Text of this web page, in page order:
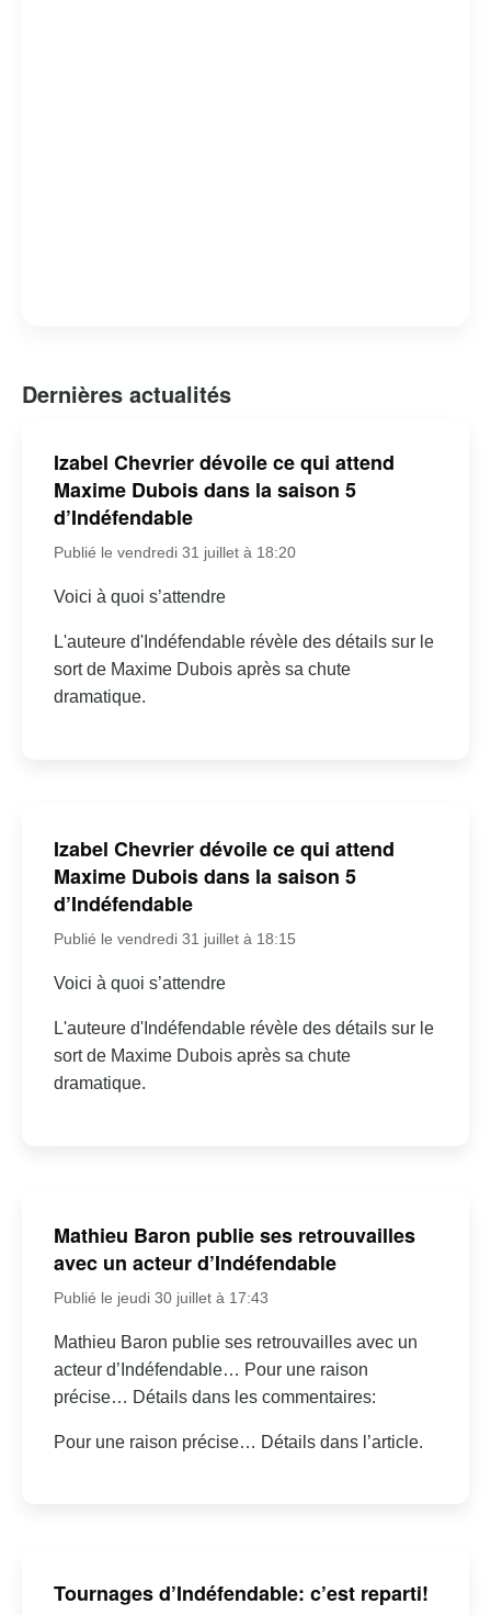
Dernières actualités
Izabel Chevrier dévoile ce qui attend
Maxime Dubois dans la saison 5
d’Indéfendable
Publié le vendredi 31 juillet à 18:20
Voici à quoi s’attendre
L'auteure d'Indéfendable révèle des détails sur le
sort de Maxime Dubois après sa chute
dramatique.
Izabel Chevrier dévoile ce qui attend
Maxime Dubois dans la saison 5
d’Indéfendable
Publié le vendredi 31 juillet à 18:15
Voici à quoi s’attendre
L'auteure d'Indéfendable révèle des détails sur le
sort de Maxime Dubois après sa chute
dramatique.
Mathieu Baron publie ses retrouvailles
avec un acteur d’Indéfendable
Publié le jeudi 30 juillet à 17:43
Mathieu Baron publie ses retrouvailles avec un
acteur d’Indéfendable… Pour une raison
précise… Détails dans les commentaires:
Pour une raison précise… Détails dans l’article.
Tournages d’Indéfendable: c’est reparti!